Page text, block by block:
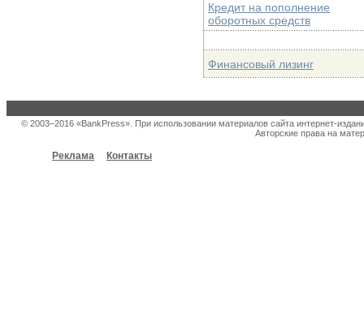
Кредит на пополнение
оборотных средств
Финансовый лизинг
© 2003–2016 «BankPress». При использовании материалов сайта интернет-
Авторские права на
Реклама Контакты